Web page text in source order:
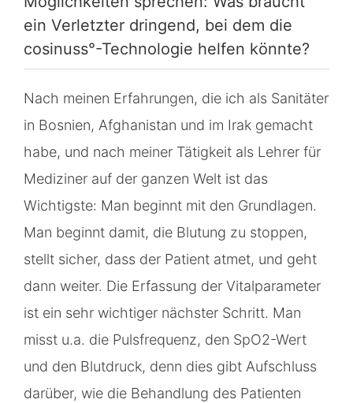
ein Verletzter dringend, bei dem die
cosinuss°-Technologie helfen könnte?
Nach meinen Erfahrungen, die ich als Sanitäter
in Bosnien, Afghanistan und im Irak gemacht
habe, und nach meiner Tätigkeit als Lehrer für
Mediziner auf der ganzen Welt ist das
Wichtigste: Man beginnt mit den Grundlagen.
Man beginnt damit, die Blutung zu stoppen,
stellt sicher, dass der Patient atmet, und geht
dann weiter. Die Erfassung der Vitalparameter
ist ein sehr wichtiger nächster Schritt. Man
misst u.a. die Pulsfrequenz, den SpO2-Wert
und den Blutdruck, denn dies gibt Aufschluss
darüber, wie die Behandlung des Patienten